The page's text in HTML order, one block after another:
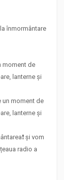
înmormântare
moment de
lanterne și
un moment de
lanterne și
și vom
radio a